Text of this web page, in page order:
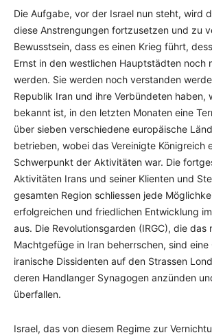
Die Aufgabe, vor der Israel nun steht, wird
diese Anstrengungen fortzusetzen und zu
Bewusstsein, dass es einen Krieg führt,
Ernst in den westlichen Hauptstädten noch
werden. Sie werden noch verstanden
Republik Iran und ihre Verbündeten haben,
bekannt ist, in den letzten Monaten eine
über sieben verschiedene europäische
betrieben, wobei das Vereinigte Königreich
Schwerpunkt der Aktivitäten war. Die
Aktivitäten Irans und seiner Klienten und
gesamten Region schliessen jede
erfolgreichen und friedlichen Entwicklung
aus. Die Revolutionsgarden (IRGC), die das
Machtgefüge in Iran beherrschen, sind
iranische Dissidenten auf den Strassen
deren Handlanger Synagogen anzünden
überfallen.
Israel, das von diesem Regime zur